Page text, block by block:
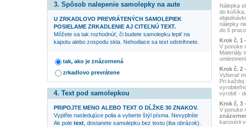
Nálepka
do
nálepky
do 5
Krok č. 1
V ponuke
Materiály
Krok č. 2
Vyberať
Pri každej
vyrobiť -
Krok č. 3
V ponuke
karosérii
3. Spôsob nalepenie samolepky na aute
U ZRKADLOVO PREVRÁTENÝCH SAMOLEPIEK
POSIELAME ZRKADLENIE AJ CITEĽNÚ TEXT.
Môžete sa tak rozhodnúť, či budete samolepku lepiť na
kapotu alebo zospodu skla. Nehodiace sa text odstrihnete.
tak, ako je znázornená
zrkadlovo prevrátene
4. Text pod samolepkou
PRIPOJTE MENO ALEBO TEXT O DĹŽKE 30 ZNAKOV.
Vyplňte nasledujúce polia a vyberte štýl písma. Nevyplníte
Ak pole text, dostanete samolepku bez textu (iba obrázok).